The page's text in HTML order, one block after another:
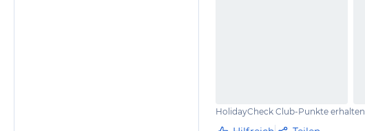
HolidayCheck Club-Punkte erhalten